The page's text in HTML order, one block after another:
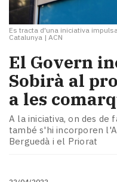
Es tracta d'una iniciativa
Catalunya | ACN
El Govern
Sobirà al
a les
A la iniciativa, on des de
també s'hi incorporen
Berguedà i el Priorat